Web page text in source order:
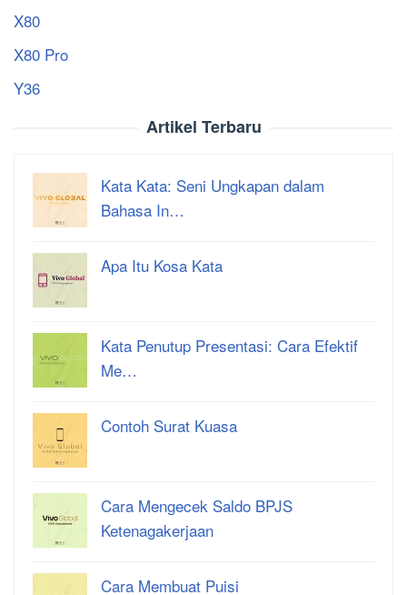
X80
X80 Pro
Y36
Artikel Terbaru
Kata Kata: Seni Ungkapan dalam
Bahasa In…
Apa Itu Kosa Kata
Kata Penutup Presentasi: Cara Efektif
Me…
Contoh Surat Kuasa
Cara Mengecek Saldo BPJS
Ketenagakerjaan
Cara Membuat Puisi